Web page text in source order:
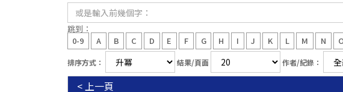
或
輸
入
前
幾
字：
跳到：
0-9
A B C D E F G H I J K L M N
排序方式： 結果/頁面 作者/紀錄：
< 上一頁